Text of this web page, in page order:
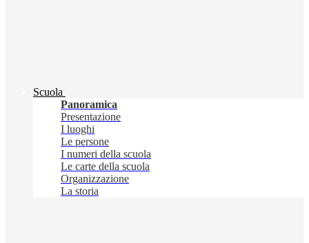
Scuola
Panoramica
Presentazione
I luoghi
Le persone
I numeri della scuola
Le carte della scuola
Organizzazione
La storia